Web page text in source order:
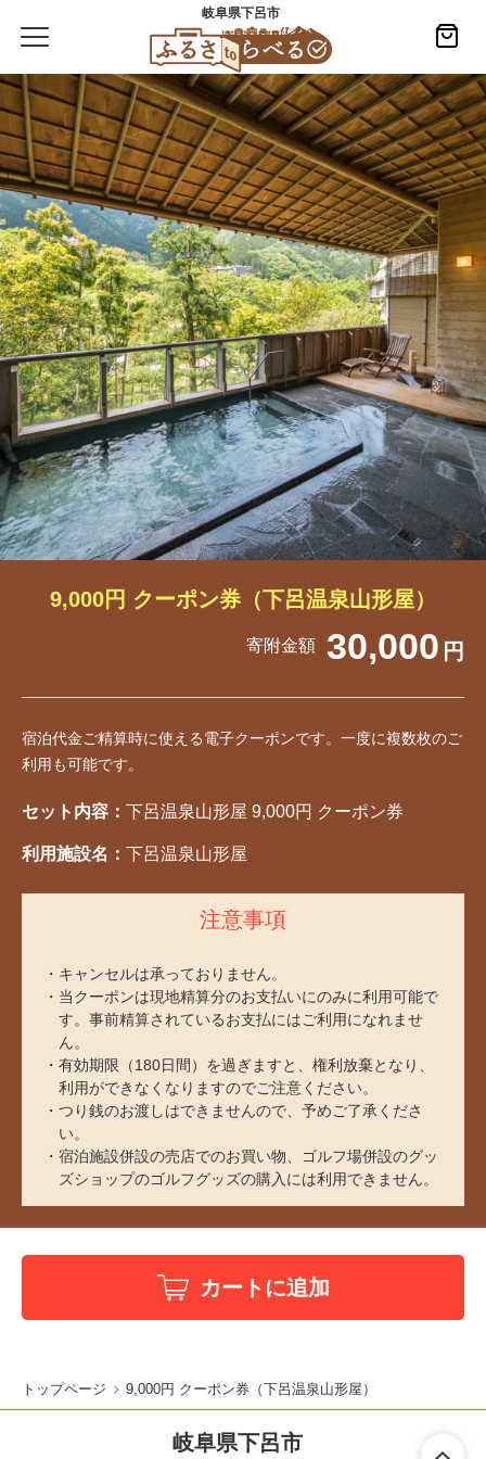
岐阜県下呂市
9,000円 クーポン券（下呂温泉山形屋）
寄附金額 30,000 円
宿泊代金ご精算時に使える電子クーポンです。一度に複数枚のご
利用も可能です。
セット内容： 下呂温泉山形屋 9,000円 クーポン券
利用施設名： 下呂温泉山形屋
注意事項
キャンセルは承っておりません。
当クーポンは現地精算分のお支払いにのみに利用可能で
す。事前精算されているお支払にはご利用になれませ
ん。
有効期限（180日間）を過ぎますと、権利放棄となり、
利用ができなくなりますのでご注意ください。
つり銭のお渡しはできませんので、予めご了承くださ
い。
宿泊施設併設の売店でのお買い物、ゴルフ場併設のグッ
ズショップのゴルフグッズの購入には利用できません。
カートに追加
トップページ 9,000円 クーポン券（下呂温泉山形屋）
岐阜県下呂市